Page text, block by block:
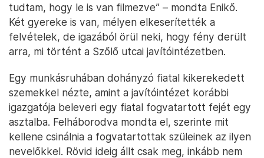
tudtam, hogy le is van filmezve” – mondta Enikő.
Két gyereke is van, mélyen elkeserítették a
felvételek, de igazából örül neki, hogy fény derült
arra, mi történt a Szőlő utcai javítóintézetben.
Egy munkásruhában dohányzó fiatal kikerekedett
szemekkel nézte, amint a javítóintézet korábbi
igazgatója beleveri egy fiatal fogvatartott fejét egy
asztalba. Felháborodva mondta el, szerinte mit
kellene csinálnia a fogvatartottak szüleinek az ilyen
nevelőkkel. Rövid ideig állt csak meg, inkább nem